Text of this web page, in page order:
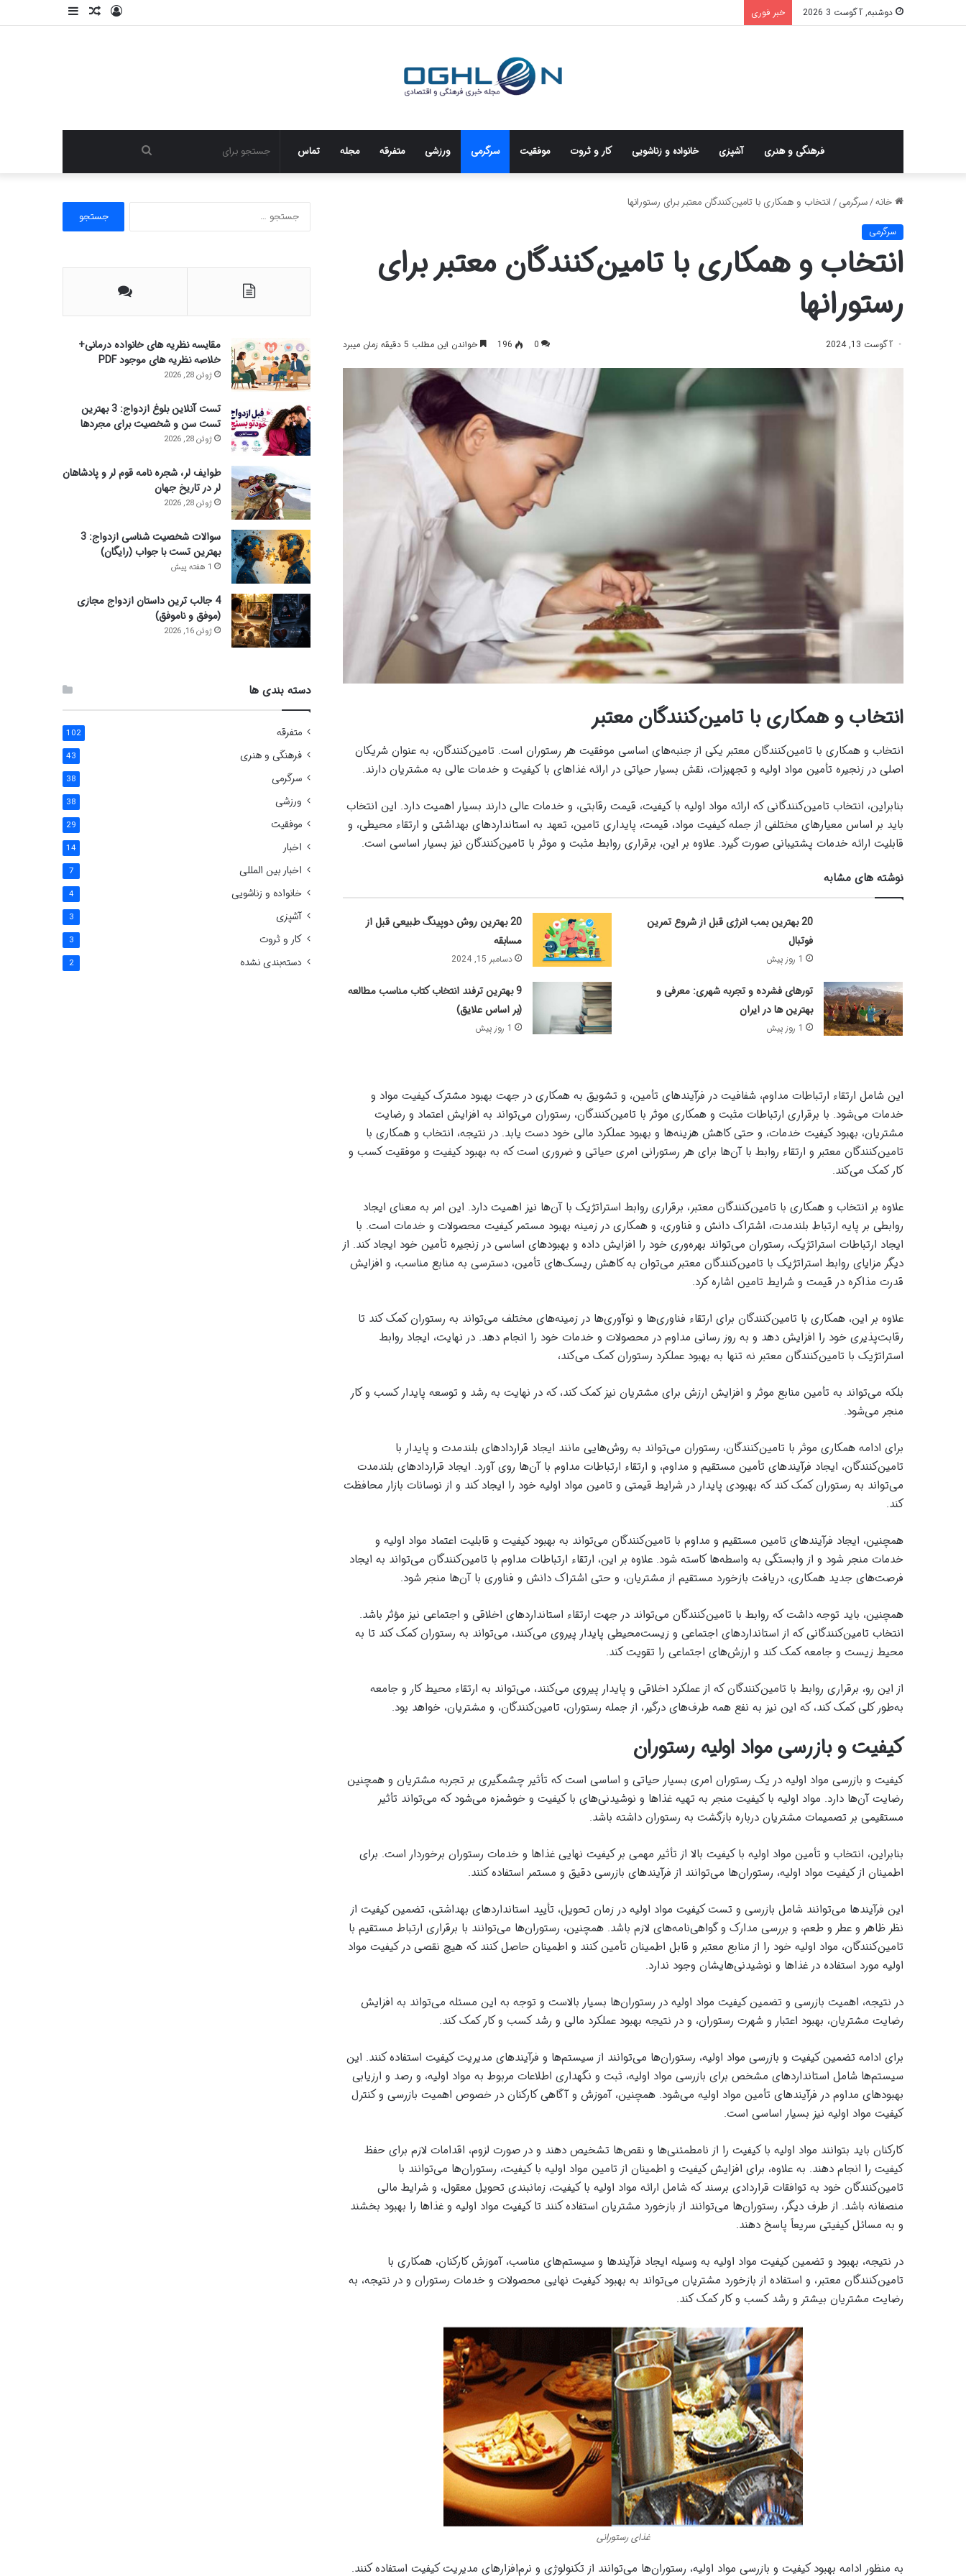
دوشنبه, آگوست 3 2026 خبر فوری
نوشته ورود
فرهنگی و هنری آشپزی خانواده و زناشویی کار و ثروت موفقیت سرگرمی ورزشی متفرقه مجله تماس
خانه/سرگرمی/انتخاب و همکاری با تامین‌کنندگان معتبر برای رستورانها
سرگرمی
انتخاب و همکاری با تامین‌کنندگان معتبر برای
رستورانها
آگوست 13, 2024 0
196 خواندن این مطلب 5 دقیقه زمان میبرد
انتخاب و همکاری با تامین‌کنندگان معتبر
انتخاب و همکاری با تامین‌کنندگان معتبر یکی از جنبه‌های اساسی موفقیت هر رستوران است. تامین‌کنندگان، به عنوان شریکان
اصلی در زنجیره تأمین مواد اولیه و تجهیزات، نقش بسیار حیاتی در ارائه غذاهای با کیفیت و خدمات عالی به مشتریان دارند.
بنابراین، انتخاب تامین‌کنندگانی که ارائه مواد اولیه با کیفیت، قیمت رقابتی، و خدمات عالی دارند بسیار اهمیت دارد. این انتخاب
باید بر اساس معیارهای مختلفی از جمله کیفیت مواد، قیمت، پایداری تامین، تعهد به استانداردهای بهداشتی و ارتقاء محیطی، و
قابلیت ارائه خدمات پشتیبانی صورت گیرد. علاوه بر این، برقراری روابط مثبت و موثر با تامین‌کنندگان نیز بسیار اساسی است.
نوشته های مشابه
20 بهترین بمب انرژی قبل از شروع تمرین
فوتبال
1 روز پیش
20 بهترین روش دوپینگ طبیعی قبل از
مسابقه
دسامبر 15, 2024
تورهای فشرده و تجربه‌ شهری: معرفی و
بهترین ها در ایران
1 روز پیش
9 بهترین ترفند انتخاب کتاب مناسب مطالعه
(بر اساس علایق)
1 روز پیش
این شامل ارتقاء ارتباطات مداوم، شفافیت در فرآیندهای تأمین، و تشویق به همکاری در جهت بهبود مشترک کیفیت مواد و
خدمات می‌شود. با برقراری ارتباطات مثبت و همکاری موثر با تامین‌کنندگان، رستوران می‌تواند به افزایش اعتماد و رضایت
مشتریان، بهبود کیفیت خدمات، و حتی کاهش هزینه‌ها و بهبود عملکرد مالی خود دست یابد. در نتیجه، انتخاب و همکاری با
تامین‌کنندگان معتبر و ارتقاء روابط با آن‌ها برای هر رستورانی امری حیاتی و ضروری است که به بهبود کیفیت و موفقیت کسب و
کار کمک می‌کند.
علاوه بر انتخاب و همکاری با تامین‌کنندگان معتبر، برقراری روابط استراتژیک با آن‌ها نیز اهمیت دارد. این امر به معنای ایجاد
روابطی بر پایه ارتباط بلندمدت، اشتراک دانش و فناوری، و همکاری در زمینه بهبود مستمر کیفیت محصولات و خدمات است. با
ایجاد ارتباطات استراتژیک، رستوران می‌تواند بهره‌وری خود را افزایش داده و بهبود‌های اساسی در زنجیره تأمین خود ایجاد کند. از
دیگر مزایای روابط استراتژیک با تامین‌کنندگان معتبر می‌توان به کاهش ریسک‌های تأمین، دسترسی به منابع مناسب، و افزایش
قدرت مذاکره در قیمت و شرایط تامین اشاره کرد.
علاوه بر این، همکاری با تامین‌کنندگان برای ارتقاء فناوری‌ها و نوآوری‌ها در زمینه‌های مختلف می‌تواند به رستوران کمک کند تا
رقابت‌پذیری خود را افزایش دهد و به روز رسانی مداوم در محصولات و خدمات خود را انجام دهد. در نهایت، ایجاد روابط
استراتژیک با تامین‌کنندگان معتبر نه تنها به بهبود عملکرد رستوران کمک می‌کند،
بلکه می‌تواند به تأمین منابع موثر و افزایش ارزش برای مشتریان نیز کمک کند، که در نهایت به رشد و توسعه پایدار کسب و کار
منجر می‌شود.
برای ادامه همکاری موثر با تامین‌کنندگان، رستوران می‌تواند به روش‌هایی مانند ایجاد قراردادهای بلندمدت و پایدار با
تامین‌کنندگان، ایجاد فرآیندهای تأمین مستقیم و مداوم، و ارتقاء ارتباطات مداوم با آن‌ها روی آورد. ایجاد قراردادهای بلندمدت
می‌تواند به رستوران کمک کند که بهبودی پایدار در شرایط قیمتی و تامین مواد اولیه خود را ایجاد کند و از نوسانات بازار محافظت
کند.
همچنین، ایجاد فرآیندهای تامین مستقیم و مداوم با تامین‌کنندگان می‌تواند به بهبود کیفیت و قابلیت اعتماد مواد اولیه و
خدمات منجر شود و از وابستگی به واسطه‌ها کاسته شود. علاوه بر این، ارتقاء ارتباطات مداوم با تامین‌کنندگان می‌تواند به ایجاد
فرصت‌های جدید همکاری، دریافت بازخورد مستقیم از مشتریان، و حتی اشتراک دانش و فناوری با آن‌ها منجر شود.
همچنین، باید توجه داشت که روابط با تامین‌کنندگان می‌تواند در جهت ارتقاء استانداردهای اخلاقی و اجتماعی نیز مؤثر باشد.
انتخاب تامین‌کنندگانی که از استانداردهای اجتماعی و زیست‌محیطی پایدار پیروی می‌کنند، می‌تواند به رستوران کمک کند تا به
محیط زیست و جامعه کمک کند و ارزش‌های اجتماعی را تقویت کند.
از این رو، برقراری روابط با تامین‌کنندگان که از عملکرد اخلاقی و پایدار پیروی می‌کنند، می‌تواند به ارتقاء محیط کار و جامعه
به‌طور کلی کمک کند، که این نیز به نفع همه طرف‌های درگیر، از جمله رستوران، تامین‌کنندگان، و مشتریان، خواهد بود.
کیفیت و بازرسی مواد اولیه رستوران
کیفیت و بازرسی مواد اولیه در یک رستوران امری بسیار حیاتی و اساسی است که تأثیر چشمگیری بر تجربه مشتریان و همچنین
رضایت آن‌ها دارد. مواد اولیه با کیفیت منجر به تهیه غذاها و نوشیدنی‌های با کیفیت و خوشمزه می‌شود که می‌تواند تأثیر
مستقیمی بر تصمیمات مشتریان درباره بازگشت به رستوران داشته باشد.
بنابراین، انتخاب و تأمین مواد اولیه با کیفیت بالا از تأثیر مهمی بر کیفیت نهایی غذاها و خدمات رستوران برخوردار است. برای
اطمینان از کیفیت مواد اولیه، رستوران‌ها می‌توانند از فرآیندهای بازرسی دقیق و مستمر استفاده کنند.
این فرآیندها می‌توانند شامل بازرسی و تست کیفیت مواد اولیه در زمان تحویل، تأیید استانداردهای بهداشتی، تضمین کیفیت از
نظر ظاهر و عطر و طعم، و بررسی مدارک و گواهی‌نامه‌های لازم باشد. همچنین، رستوران‌ها می‌توانند با برقراری ارتباط مستقیم با
تامین‌کنندگان، مواد اولیه خود را از منابع معتبر و قابل اطمینان تأمین کنند و اطمینان حاصل کنند که هیچ نقصی در کیفیت مواد
اولیه مورد استفاده در غذاها و نوشیدنی‌هایشان وجود ندارد.
در نتیجه، اهمیت بازرسی و تضمین کیفیت مواد اولیه در رستوران‌ها بسیار بالاست و توجه به این مسئله می‌تواند به افزایش
رضایت مشتریان، بهبود اعتبار و شهرت رستوران، و در نتیجه بهبود عملکرد مالی و رشد کسب و کار کمک کند.
برای ادامه تضمین کیفیت و بازرسی مواد اولیه، رستوران‌ها می‌توانند از سیستم‌ها و فرآیندهای مدیریت کیفیت استفاده کنند. این
سیستم‌ها شامل استانداردهای مشخص برای بازرسی مواد اولیه، ثبت و نگهداری اطلاعات مربوط به مواد اولیه، و رصد و ارزیابی
بهبودهای مداوم در فرآیندهای تأمین مواد اولیه می‌شود. همچنین، آموزش و آگاهی کارکنان در خصوص اهمیت بازرسی و کنترل
کیفیت مواد اولیه نیز بسیار اساسی است.
کارکنان باید بتوانند مواد اولیه با کیفیت را از نامطمئنی‌ها و نقص‌ها تشخیص دهند و در صورت لزوم، اقدامات لازم برای حفظ
کیفیت را انجام دهند. به علاوه، برای افزایش کیفیت و اطمینان از تامین مواد اولیه با کیفیت، رستوران‌ها می‌توانند با
تامین‌کنندگان خود به توافقات قراردادی برسند که شامل ارائه مواد اولیه با کیفیت، زمانبندی تحویل معقول، و شرایط مالی
منصفانه باشد. از طرف دیگر، رستوران‌ها می‌توانند از بازخورد مشتریان استفاده کنند تا کیفیت مواد اولیه و غذاها را بهبود بخشند
و به مسائل کیفیتی سریعاً پاسخ دهند.
در نتیجه، بهبود و تضمین کیفیت مواد اولیه به وسیله ایجاد فرآیندها و سیستم‌های مناسب، آموزش کارکنان، همکاری با
تامین‌کنندگان معتبر، و استفاده از بازخورد مشتریان می‌تواند به بهبود کیفیت نهایی محصولات و خدمات رستوران و در نتیجه، به
رضایت مشتریان بیشتر و رشد کسب و کار کمک کند.
غذای رستورانی
به منظور ادامه بهبود کیفیت و بازرسی مواد اولیه، رستوران‌ها می‌توانند از تکنولوژی و نرم‌افزارهای مدیریت کیفیت استفاده کنند.
و
ب
ر
ا
:
مقایسه نظریه های خانواده درمانی+
خلاصه نظریه های موجود PDF
ژوئن 28, 2026
تست آنلاین بلوغ ازدواج: 3 بهترین
تست سن و شخصیت برای مجردها
ژوئن 28, 2026
طوایف لر، شجره نامه قوم لر و پادشاهان
لر در تاریخ جهان
ژوئن 28, 2026
سوالات شخصیت شناسی ازدواج: 3
بهترین تست با جواب (رایگان)
1 هفته پیش
4 جالب ترین داستان ازدواج مجازی
(موفق و ناموفق)
ژوئن 16, 2026
دسته بندی ها
متفرقه 102
فرهنگی و هنری 43
سرگرمی 38
ورزشی 38
موفقیت 29
اخبار 14
اخبار بین المللی 7
خانواده و زناشویی 4
آشپزی 3
کار و ثروت 3
دسته‌بندی نشده 2